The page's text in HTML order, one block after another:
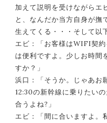
加えて説明を受けながらエ
と、なんだか当方自身が撫
生えてくる・・・そして以
エビ：「お客様はWIFI契
は便利ですよ。少しお時間
すか？」
浜口：「そうか。じゃあお
12:30の新幹線に乗りたい
合うよね?」
エビ：「間に合いますよ。